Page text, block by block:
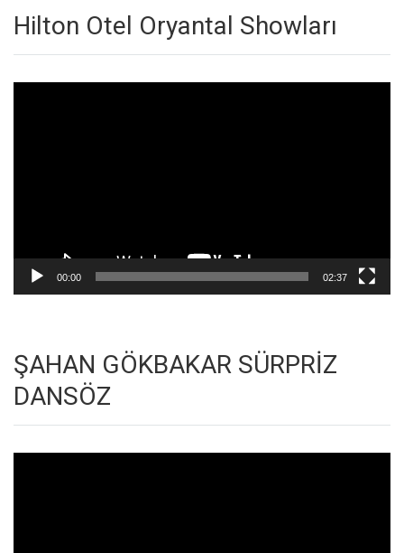
Hilton Otel Oryantal Showları
00:00 02:37
ŞAHAN GÖKBAKAR SÜRPRİZ
DANSÖZ